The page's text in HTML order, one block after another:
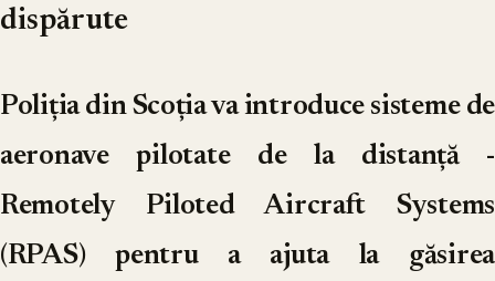
dispărute
Poliția din Scoția va introduce sisteme de
aeronave pilotate de la distanță -
Remotely Piloted Aircraft Systems
(RPAS) pentru a ajuta la găsirea